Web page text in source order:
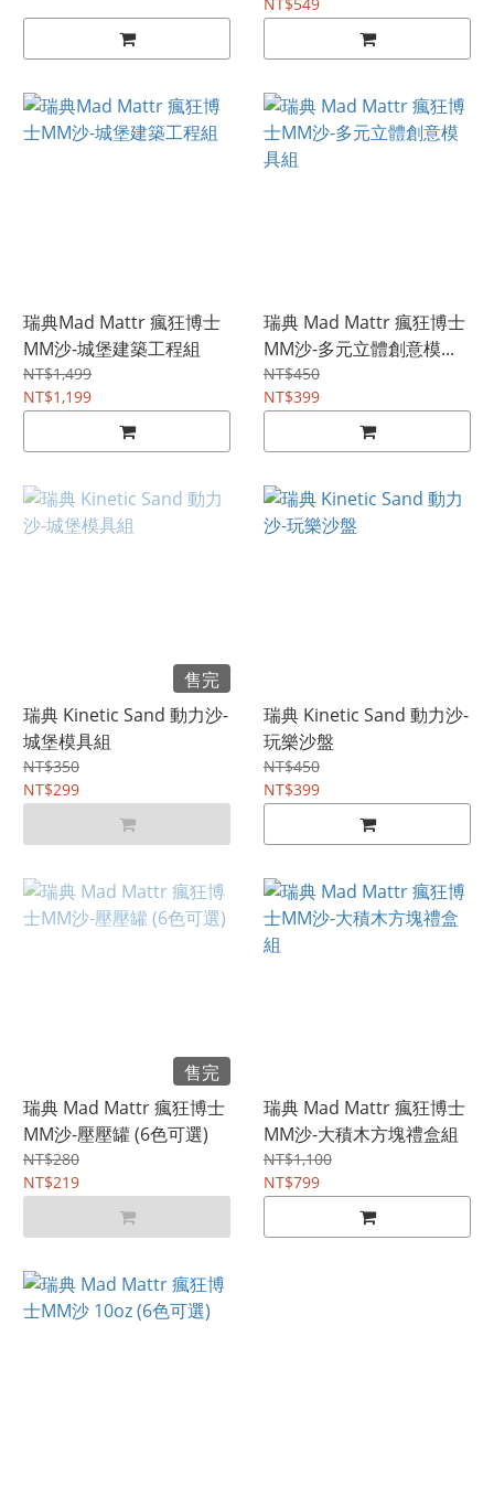
瑞典Mad Mattr 瘋狂博士
MM沙-城堡建築工程組
NT$1,499
NT$1,199
瑞典 Mad Mattr 瘋狂博士
MM沙-多元立體創意模...
NT$450
NT$399
售完
瑞典 Kinetic Sand 動力沙-
城堡模具組
NT$350
NT$299
瑞典 Kinetic Sand 動力沙-
玩樂沙盤
NT$450
NT$399
售完
瑞典 Mad Mattr 瘋狂博士
MM沙-壓壓罐 (6色可選)
NT$280
NT$219
瑞典 Mad Mattr 瘋狂博士
MM沙-大積木方塊禮盒組
NT$1,100
NT$799